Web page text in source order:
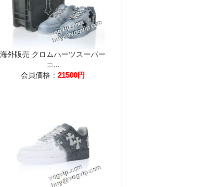
海外販売 クロムハーツスーパー
コ...
会員価格： 21500円